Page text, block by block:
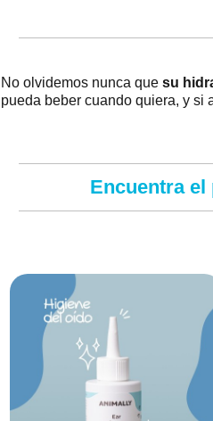
No olvidemos nunca que su
pueda beber cuando quiera, y si
Encuentra el